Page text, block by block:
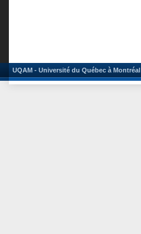
UQAM - Université du Québec à Montréal